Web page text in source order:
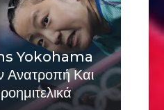
Yokohama
Ανατροπή Και